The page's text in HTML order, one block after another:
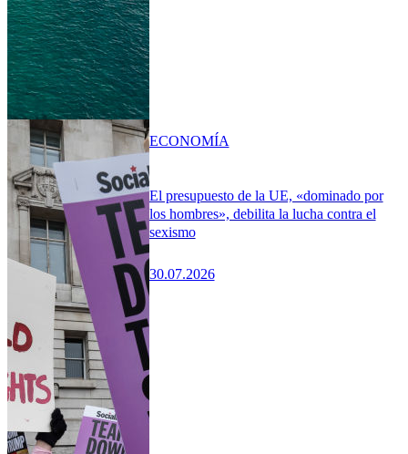
El presupuesto de la UE, «dominado por
los hombres», debilita la lucha contra el
sexismo
30.07.2026
ECONOMÍA